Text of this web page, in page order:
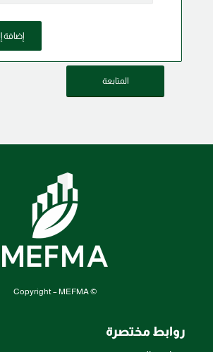
إضافة
المتابعة
© Copyright – MEFMA
روابط مختصرة